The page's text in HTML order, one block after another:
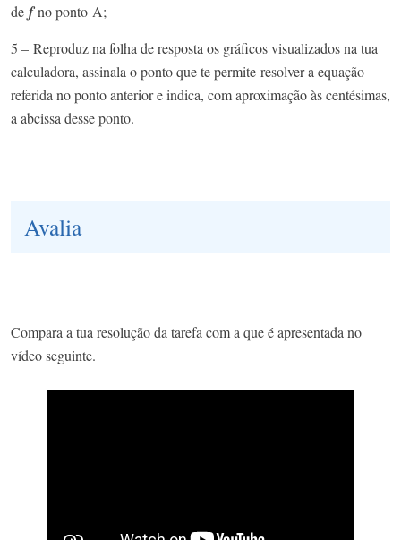
de fno ponto A;​
5 – Reproduz na folha de resposta os gráficos visualizados na tua
calculadora, assinala o ponto que te permite resolver a equação
referida no ponto anterior e indica, com aproximação às centésimas,
a abcissa desse ponto.​
Avalia
Compara a tua resolução da tarefa com a que é apresentada no
vídeo seguinte.